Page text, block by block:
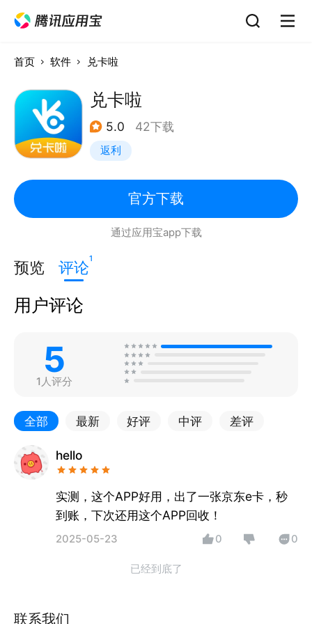
首页 软件 兑卡啦
兑卡啦
5.0 42下载
返利
官方下载
通过应用宝app下载
预览 评论1
用户评论
5
1人评分
全部 最新 好评 中评 差评
hello
实测，这个APP好用，出了一张京东e卡，秒
到账，下次还用这个APP回收！
2025-05-23 0 0
已经到底了
联系我们